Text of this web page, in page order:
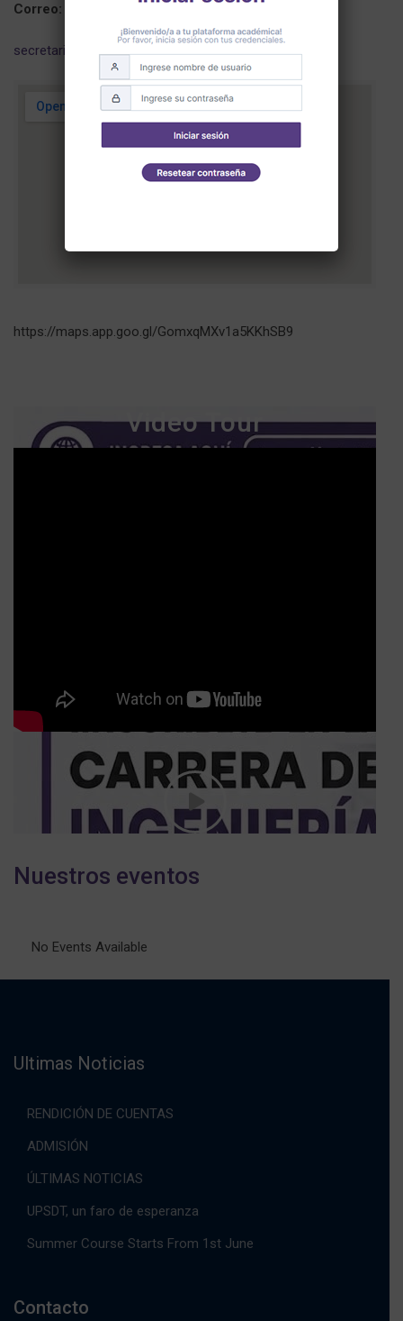
Correo:
secretariageneral@upsdt.edu.ec
https://maps.app.goo.gl/GomxqMXv1a5KKhSB9
Video Tour
Nuestros eventos
No Events Available
Ultimas Noticias
RENDICIÓN DE CUENTAS
ADMISIÓN
ÚLTIMAS NOTICIAS
UPSDT, un faro de esperanza
Summer Course Starts From 1st June
Contacto